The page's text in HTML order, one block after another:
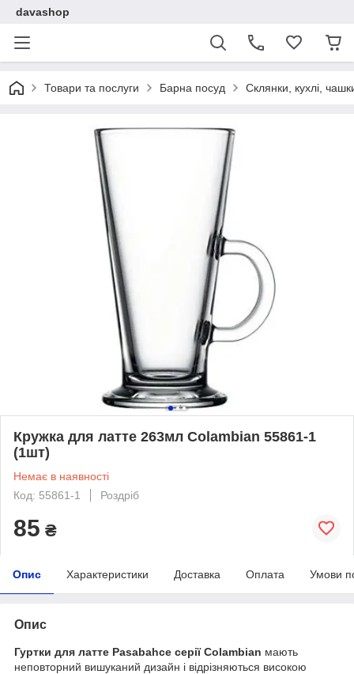
davashop
Товари та послуги Барна посуд Склянки, кухлі,
Кружка для латте 263мл Colambian 55861-1
(1шт)
Немає в наявності
Код: 55861-1
Роздріб
85 ₴
Опис Характеристики Доставка Оплата Умови
Опис
Гуртки для латте Pasabahce серії Colambian мають
неповторний вишуканий дизайн і відрізняються високою